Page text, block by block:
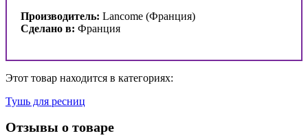
Производитель: Lancome (Франция)
Сделано в: Франция
Этот товар находится в категориях:
Тушь для ресниц
Отзывы о товаре